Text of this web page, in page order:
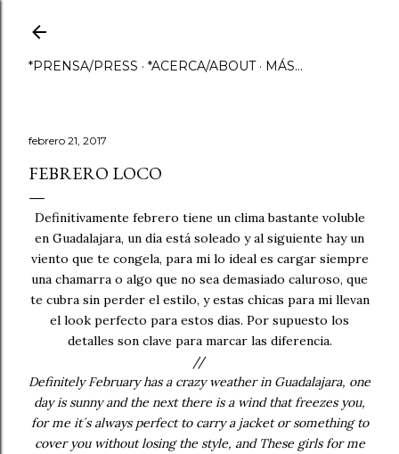
*PRENSA/PRESS *ACERCA/ABOUT MÁS…
febrero 21, 2017
FEBRERO LOCO
Definitivamente febrero tiene un clima bastante voluble
en Guadalajara, un día está soleado y al siguiente hay un
viento que te congela, para mi lo ideal es cargar siempre
una chamarra o algo que no sea demasiado caluroso, que
te cubra sin perder el estilo, y estas chicas para mi llevan
el look perfecto para estos días. Por supuesto los
detalles son clave para marcar las diferencia.
//
Definitely February has a crazy weather in Guadalajara, one
day is sunny and the next there is a wind that freezes you,
for me it´s always perfect to carry a jacket or something to
cover you without losing the style, and These girls for me